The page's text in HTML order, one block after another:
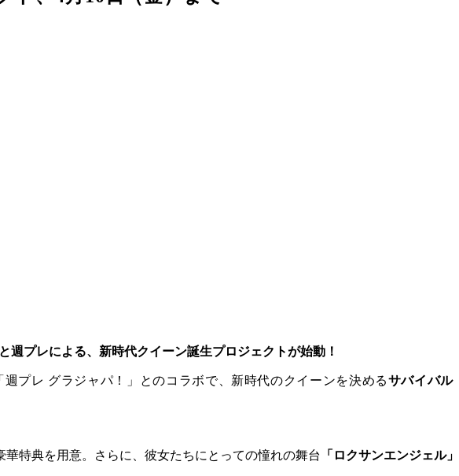
と週プレによる、新時代クイーン誕生プロジェクトが始動！
週プレ グラジャパ！」とのコラボで、新時代のクイーンを決めるサバイバル
華特典を用意。さらに、彼女たちにとっての憧れの舞台
「ロクサンエンジェル」